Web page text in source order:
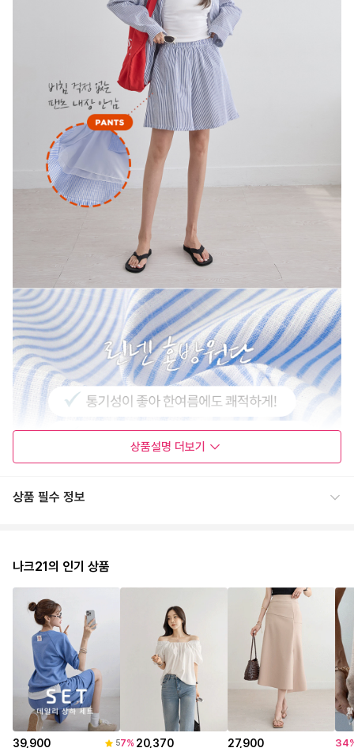
상품설명 더보기
상품 필수 정보
나크21의 인기 상품
39,900 57% 20,370 27,900 34